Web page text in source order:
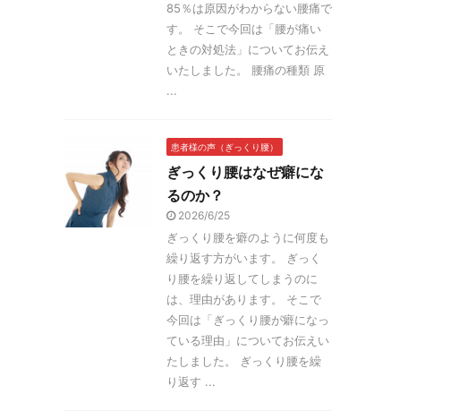
85％は原因がわからない腰痛で
す。 そこで今回は「腰が痛い
ときの対処法」についてお伝え
いたしました。 腰痛の種類 原
...
患者様の声（ぎっくり腰）
ぎっくり腰はなぜ癖にな
るのか？
2026/6/25
ぎっくり腰を癖のように何度も
繰り返す方がいます。 ぎっく
り腰を繰り返してしまうのに
は、理由があります。 そこで
今回は「ぎっくり腰が癖になっ
ている理由」についてお伝えい
たしました。 ぎっくり腰を繰
り返す ...